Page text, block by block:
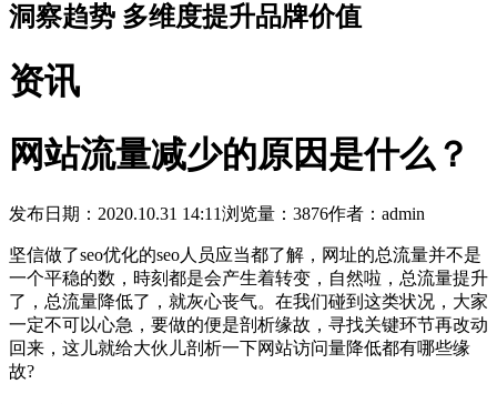
洞察趋势 多维度提升品牌价值
资讯
网站流量减少的原因是什么？
发布日期：2020.10.31 14:11浏览量：3876作者：admin
坚信做了seo优化的seo人员应当都了解，网址的总流量并不是
一个平稳的数，時刻都是会产生着转变，自然啦，总流量提升
了，总流量降低了，就灰心丧气。在我们碰到这类状况，大家
一定不可以心急，要做的便是剖析缘故，寻找关键环节再改动
回来，这儿就给大伙儿剖析一下网站访问量降低都有哪些缘
故?